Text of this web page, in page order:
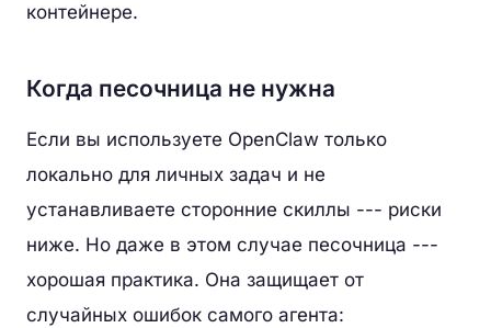
контейнере.
Когда песочница не нужна
Если вы используете OpenClaw только
локально для личных задач и не
устанавливаете сторонние скиллы --- риски
ниже. Но даже в этом случае песочница ---
хорошая практика. Она защищает от
случайных ошибок самого агента: